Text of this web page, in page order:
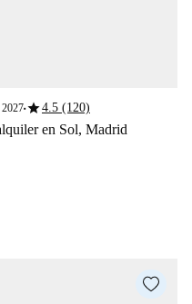
■star4.5 (120)
en Sol, Madrid